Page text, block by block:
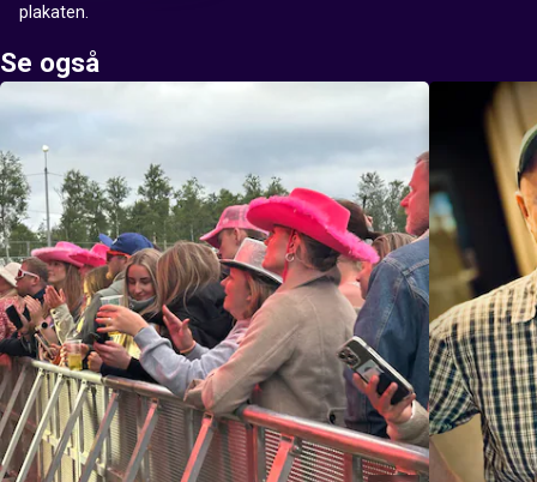
plakaten.
Se også